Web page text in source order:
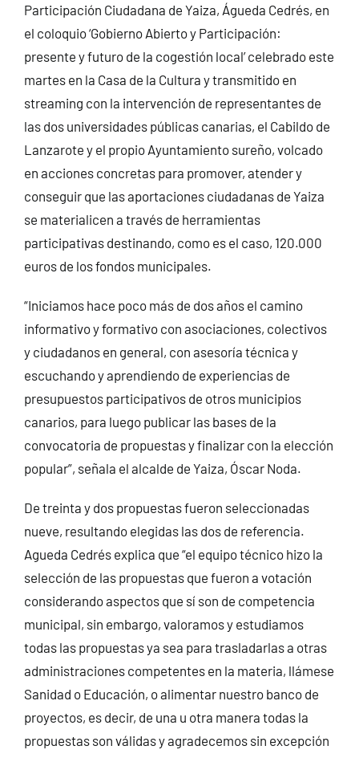
Participación Ciudadana de Yaiza, Águeda Cedrés, en
el coloquio ‘Gobierno Abierto y Participación:
presente y futuro de la cogestión local’ celebrado este
martes en la Casa de la Cultura y transmitido en
streaming con la intervención de representantes de
las dos universidades públicas canarias, el Cabildo de
Lanzarote y el propio Ayuntamiento sureño, volcado
en acciones concretas para promover, atender y
conseguir que las aportaciones ciudadanas de Yaiza
se materialicen a través de herramientas
participativas destinando, como es el caso, 120.000
euros de los fondos municipales.
“Iniciamos hace poco más de dos años el camino
informativo y formativo con asociaciones, colectivos
y ciudadanos en general, con asesoría técnica y
escuchando y aprendiendo de experiencias de
presupuestos participativos de otros municipios
canarios, para luego publicar las bases de la
convocatoria de propuestas y finalizar con la elección
popular”, señala el alcalde de Yaiza, Óscar Noda.
De treinta y dos propuestas fueron seleccionadas
nueve, resultando elegidas las dos de referencia.
Agueda Cedrés explica que “el equipo técnico hizo la
selección de las propuestas que fueron a votación
considerando aspectos que sí son de competencia
municipal, sin embargo, valoramos y estudiamos
todas las propuestas ya sea para trasladarlas a otras
administraciones competentes en la materia, llámese
Sanidad o Educación, o alimentar nuestro banco de
proyectos, es decir, de una u otra manera todas la
propuestas son válidas y agradecemos sin excepción